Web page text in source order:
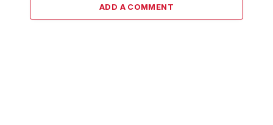
ADD A COMMENT